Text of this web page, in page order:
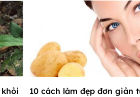
10 cách làm đẹp đơn giản